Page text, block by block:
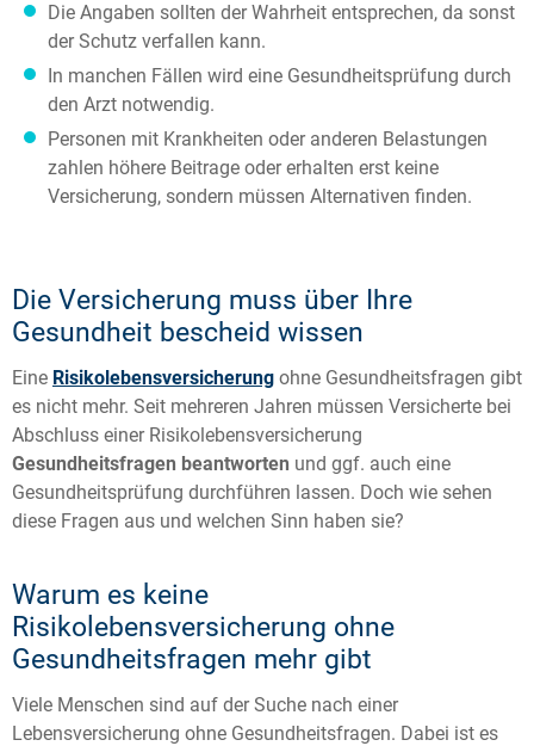
Die Angaben sollten der Wahrheit entsprechen, da sonst
der Schutz verfallen kann.
In manchen Fällen wird eine Gesundheitsprüfung durch
den Arzt notwendig.
Personen mit Krankheiten oder anderen Belastungen
zahlen höhere Beitrage oder erhalten erst keine
Versicherung, sondern müssen Alternativen finden.
Die Versicherung muss über Ihre
Gesundheit bescheid wissen
Eine Risikolebensversicherung ohne Gesundheitsfragen gibt
es nicht mehr. Seit mehreren Jahren müssen Versicherte bei
Abschluss einer Risikolebensversicherung
Gesundheitsfragen beantworten und ggf. auch eine
Gesundheitsprüfung durchführen lassen. Doch wie sehen
diese Fragen aus und welchen Sinn haben sie?
Warum es keine
Risikolebensversicherung ohne
Gesundheitsfragen mehr gibt
Viele Menschen sind auf der Suche nach einer
Lebensversicherung ohne Gesundheitsfragen. Dabei ist es